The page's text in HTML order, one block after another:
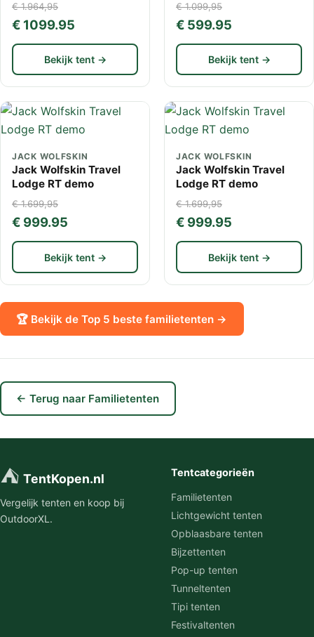
€ 1.964,95
€ 1099.95
Bekijk tent →
€ 1.099,95
€ 599.95
Bekijk tent →
JACK WOLFSKIN
Jack Wolfskin Travel
Lodge RT demo
€ 1.699,95
€ 999.95
Bekijk tent →
JACK WOLFSKIN
Jack Wolfskin Travel
Lodge RT demo
€ 1.699,95
€ 999.95
Bekijk tent →
🏆 Bekijk de Top 5 beste familietenten →
← Terug naar Familietenten
⛺ TentKopen.nl
Vergelijk tenten en koop bij
OutdoorXL.
Tentcategorieën
Familietenten
Lichtgewicht tenten
Opblaasbare tenten
Bijzettenten
Pop-up tenten
Tunneltenten
Tipi tenten
Festivaltenten